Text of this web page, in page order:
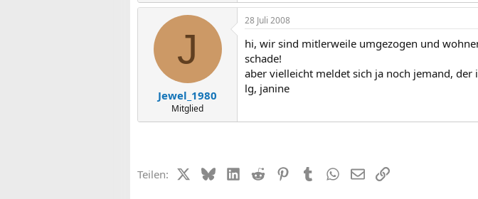
J
Jewel_1980
Mitglied
28 Juli 2008
hi, wir sind mitlerweile umgezogen und
schade!
aber vielleicht meldet sich ja noch jemand, der
lg, janine
Teilen: X (Twitter)
BlueskyLinkedIn
Reddit PinterestTumblrWhatsApp
E-MailLink